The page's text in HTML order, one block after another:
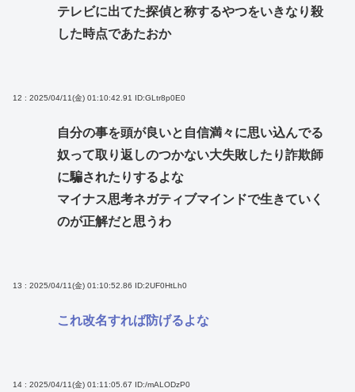
テレビに出てた探偵と称するやつをいきなり殺
した時点であたおか
12 : 2025/04/11(金) 01:10:42.91 ID:GLtr8p0E0
自分の事を頭が良いと自信満々に思い込んでる
奴って取り返しのつかない大失敗したり詐欺師
に騙されたりするよな
マイナス思考ネガティブマインドで生きていく
のが正解だと思うわ
13 : 2025/04/11(金) 01:10:52.86 ID:2UF0HtLh0
これ改名すれば防げるよな
14 : 2025/04/11(金) 01:11:05.67 ID:/mALODzP0